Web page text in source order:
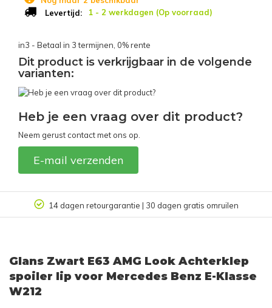
Levertijd:
1 - 2 werkdagen (Op voorraad)
in3 - Betaal in 3 termijnen, 0% rente
Dit product is verkrijgbaar in de volgende
varianten:
Heb je een vraag over dit product?
Neem gerust contact met ons op.
E-mail verzenden
14 dagen retourgarantie | 30 dagen gratis omruilen
Glans Zwart E63 AMG Look Achterklep
spoiler lip voor Mercedes Benz E-Klasse
W212